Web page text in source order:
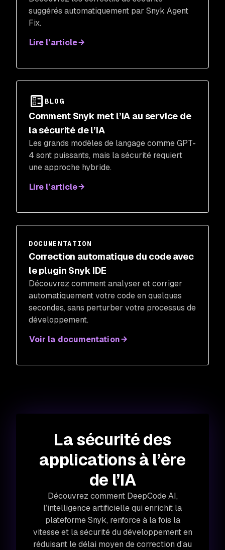
suggérés automatiquement par Snyk Agent
Fix.
Lire l’article
BLOG
Comment Snyk met l’IA au service de
la sécurité de l’IA
Les grands modèles de langage comme GPT-
4 sont puissants, mais la sécurité requiert
une approche hybride.
Lire l’article
DOCUMENTATION
Correction automatique du code avec
le plugin Snyk IDE
Découvrez comment analyser et corriger
automatiquement votre code en quelques
secondes, sans perturber votre processus de
développement.
Voir la documentation
La sécurité des
applications à l’ère
de l’IA
Découvrez comment DeepCode AI,
l’intelligence artificielle qui enrichit la
plateforme Snyk, renforce à la fois la
vitesse et la sécurité du développement en
réduisant le délai moyen de correction d’au